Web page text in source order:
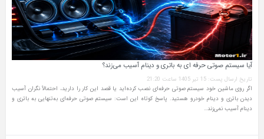
آیا سیستم صوتی حرفه‌ ای به باتری و دینام آسیب می‌زند؟
تاریخ ارسال پست: 15 تیر 1405 ساعت 21:20
اگر روی ماشین خود سیستم صوتی حرفه‌ای نصب کرده‌اید یا قصد این کار را دارید، احتمالاً نگران آسیب
دیدن باتری و دینام خودرو هستید. پاسخ کوتاه این است: سیستم صوتی حرفه‌ای به‌تنهایی به باتری و
دینام آسیب نمی‌زند…